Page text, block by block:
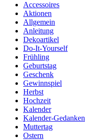
Accessoires
Aktionen
Allgemein
Anleitung
Dekoartikel
Do-It-Yourself
Frühling
Geburtstag
Geschenk
Gewinnspiel
Herbst
Hochzeit
Kalender
Kalender-Gedanken
Muttertag
Ostern